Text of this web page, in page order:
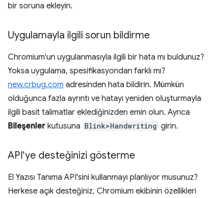
bir soruna ekleyin.
Uygulamayla ilgili sorun bildirme
Chromium'un uygulanmasıyla ilgili bir hata mı buldunuz?
Yoksa uygulama, spesifikasyondan farklı mı?
new.crbug.com adresinden hata bildirin. Mümkün
olduğunca fazla ayrıntı ve hatayı yeniden oluşturmayla
ilgili basit talimatlar eklediğinizden emin olun. Ayrıca
Bileşenler kutusuna Blink>Handwriting girin.
API'ye desteğinizi gösterme
El Yazısı Tanıma API'sini kullanmayı planlıyor musunuz?
Herkese açık desteğiniz, Chromium ekibinin özellikleri